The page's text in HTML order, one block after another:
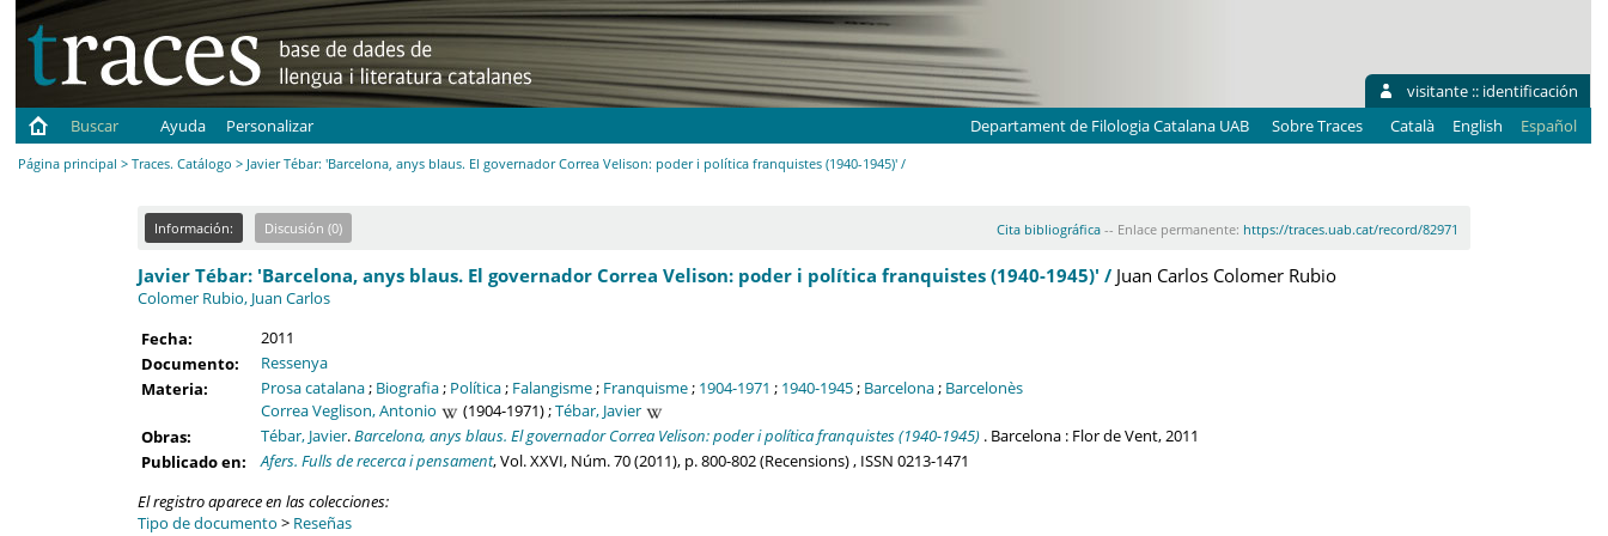
visitante :: identificación
Buscar
Ayuda Personalizar Departament de Filologia Catalana UAB Sobre Traces Català English Español
Página principal >Traces. Catálogo > Javier Tébar: 'Barcelona, anys blaus. El governador Correa Velison: poder i política franquistes (1940-1945)' /
Información: Discusión (0) Cita bibliográfica-- Enlace permanente: https://traces.uab.cat/record/82971
Javier Tébar: 'Barcelona, anys blaus. El governador Correa Velison: poder i política franquistes (1940-1945)' /Juan Carlos Colomer Rubio
Colomer Rubio, Juan Carlos
Fecha:
2011
Documento:
Ressenya
Materia:
Prosa catalana; Biografia; Política; Falangisme; Franquisme; 1904-1971 ; 1940-1945; Barcelona; Barcelonès
Correa Veglison, Antonio
(1904-1971) ;Tébar, Javier
Obras:
Tébar, Javier.Barcelona, anys blaus. El governador Correa Velison: poder i política franquistes (1940-1945). Barcelona : Flor de Vent, 2011
Publicado en:
Afers. Fulls de recerca i pensament, Vol. XXVI, Núm. 70 (2011), p. 800-802 (Recensions) , ISSN 0213-1471
El registro aparece en las colecciones:
Tipo de documento > Reseñas